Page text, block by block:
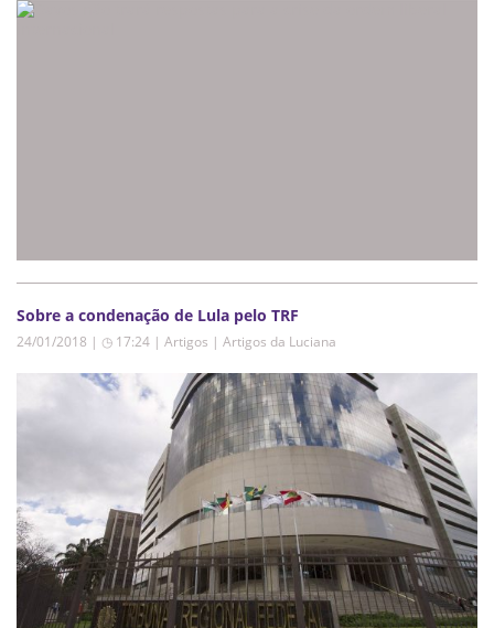
Sobre a condenação de Lula pelo TRF
24/01/2018 | ◷ 17:24 | Artigos | Artigos da Luciana